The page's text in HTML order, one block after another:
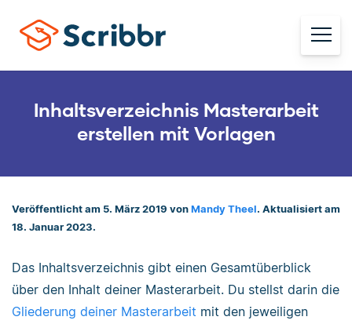
Inhaltsverzeichnis Masterarbeit
erstellen mit Vorlagen
Veröffentlicht am 5. März 2019 von Mandy Theel. Aktualisiert am
18. Januar 2023.
Das Inhaltsverzeichnis gibt einen Gesamtüberblick
über den Inhalt deiner Masterarbeit. Du stellst darin die
Gliederung deiner Masterarbeit mit den jeweiligen